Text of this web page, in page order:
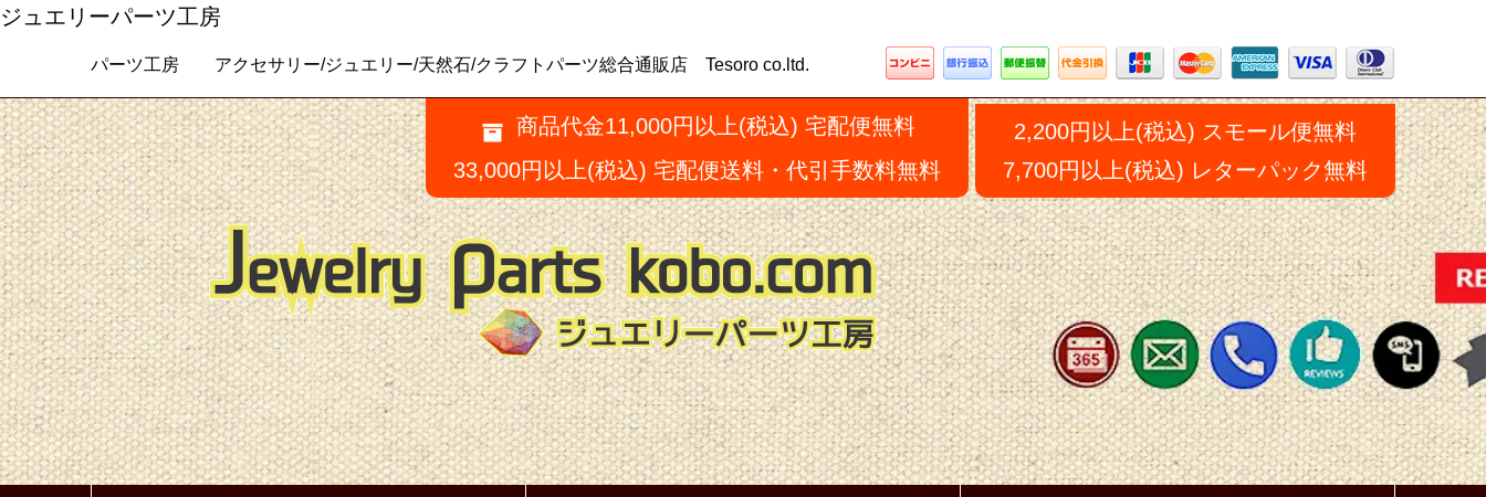
ジュエリーパーツ工房
パーツ工房 アクセサリー/ジュエリー/天然石/クラフトパーツ総合通販店 Tesoro co.ltd.
商品代金11,000円以上(税込) 宅配便無料
33,000円以上(税込) 宅配便送料・代引手数料無料
2,200円以上(税込) スモール便無料
7,700円以上(税込) レターパック無料